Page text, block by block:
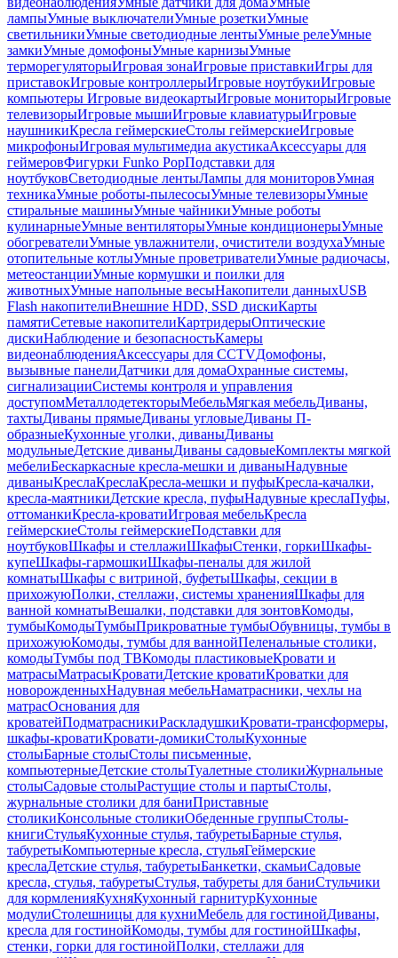
лампыУмные выключателиУмные розеткиУмные
светильникиУмные светодиодные лентыУмные релеУмные
замкиУмные домофоныУмные карнизыУмные
терморегуляторыИгровая зонаИгровые приставкиИгры для
приставокИгровые контроллерыИгровые ноутбукиИгровые
компьютеры Игровые видеокартыИгровые мониторыИгровые
телевизорыИгровые мышиИгровые клавиатурыИгровые
наушникиКресла геймерскиеСтолы геймерскиеИгровые
микрофоныИгровая мультимедиа акустикаАксессуары для
геймеровФигурки Funko PopПодставки для
ноутбуковСветодиодные лентыЛампы для мониторовУмная
техникаУмные роботы-пылесосыУмные телевизорыУмные
стиральные машиныУмные чайникиУмные роботы
кулинарныеУмные вентиляторыУмные кондиционерыУмные
обогревателиУмные увлажнители, очистители воздухаУмные
отопительные котлыУмные проветривателиУмные радиочасы,
метеостанцииУмные кормушки и поилки для
животныхУмные напольные весыНакопители данныхUSB
Flash накопителиВнешние HDD, SSD дискиКарты
памятиСетевые накопителиКартридерыОптические
дискиНаблюдение и безопасностьКамеры
видеонаблюденияАксессуары для CCTVДомофоны,
вызывные панелиДатчики для домаОхранные системы,
сигнализацииСистемы контроля и управления
доступомМеталлодетекторыМебельМягкая мебельДиваны,
тахтыДиваны прямыеДиваны угловыеДиваны П-
образныеКухонные уголки, диваныДиваны
модульныеДетские диваныДиваны садовыеКомплекты мягкой
мебелиБескаркасные кресла-мешки и диваныНадувные
диваныКреслаКреслаКресла-мешки и пуфыКресла-качалки,
кресла-маятникиДетские кресла, пуфыНадувные креслаПуфы,
оттоманкиКресла-кроватиИгровая мебельКресла
геймерскиеСтолы геймерскиеПодставки для
ноутбуковШкафы и стеллажиШкафыСтенки, горкиШкафы-
купеШкафы-гармошкиШкафы-пеналы для жилой
комнатыШкафы с витриной, буфетыШкафы, секции в
прихожуюПолки, стеллажи, системы храненияШкафы для
ванной комнатыВешалки, подставки для зонтовКомоды,
тумбыКомодыТумбыПрикроватные тумбыОбувницы, тумбы в
прихожуюКомоды, тумбы для ваннойПеленальные столики,
комодыТумбы под ТВКомоды пластиковыеКровати и
матрасыМатрасыКроватиДетские кроватиКроватки для
новорожденныхНадувная мебельНаматрасники, чехлы на
матрасОснования для
кроватейПодматрасникиРаскладушкиКровати-трансформеры,
шкафы-кроватиКровати-домикиСтолыКухонные
столыБарные столыСтолы письменные,
компьютерныеДетские столыТуалетные столикиЖурнальные
столыСадовые столыРастущие столы и партыСтолы,
журнальные столики для баниПриставные
столикиКонсольные столикиОбеденные группыСтолы-
книгиСтульяКухонные стулья, табуретыБарные стулья,
табуретыКомпьютерные кресла, стульяГеймерские
креслаДетские стулья, табуретыБанкетки, скамьиСадовые
кресла, стулья, табуретыСтулья, табуреты для баниСтульчики
для кормленияКухняКухонный гарнитурКухонные
модулиСтолешницы для кухниМебель для гостинойДиваны,
кресла для гостинойКомоды, тумбы для гостинойШкафы,
стенки, горки для гостинойПолки, стеллажи для